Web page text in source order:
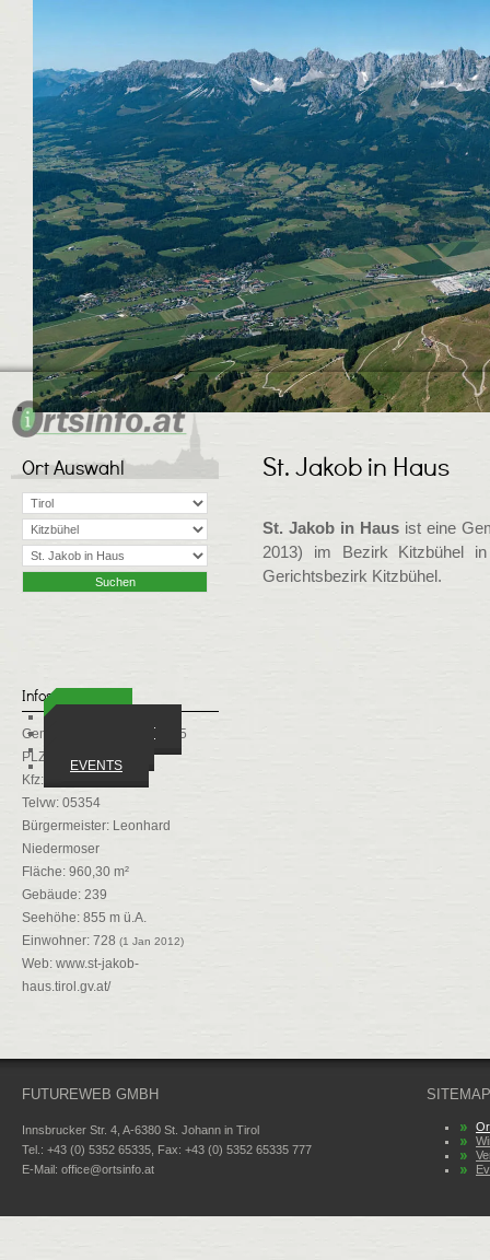
WIRTSCHAFT
EVENTS
Ort Auswahl
Infos
Gemeindekennziffer: 70415
PLZ: 6392
Kfz: KB
Telvw: 05354
Bürgermeister: Leonhard
Niedermoser
Fläche: 960,30 m²
Gebäude: 239
Seehöhe: 855 m ü.A.
Einwohner: 728 (1 Jan 2012)
Web: www.st-jakob-
haus.tirol.gv.at/
St. Jakob in Haus
St. Jakob in Hausist eine
2013) im Bezirk Kitzbühel
Gerichtsbezirk Kitzbühel.
FUTUREWEB GMBH
Innsbrucker Str. 4, A-6380 St. Johann in Tirol
Tel.: +43 (0) 5352 65335, Fax: +43 (0) 5352 65335 777
E-Mail: office@ortsinfo.at
SITEMAP